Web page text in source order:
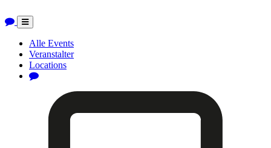
Toggle
navigation
Alle Events
Veranstalter
Locations